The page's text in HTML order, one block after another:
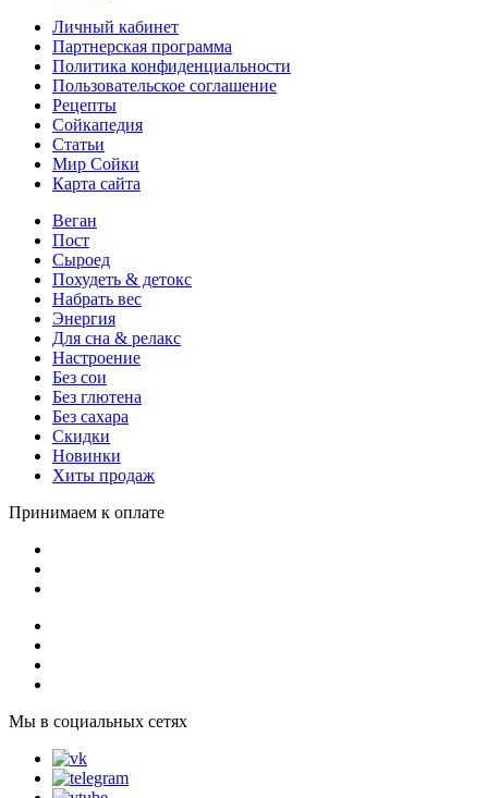
Личный кабинет
Партнерская программа
Политика конфиденциальности
Пользовательское соглашение
Рецепты
Сойкапедия
Статьи
Мир Сойки
Карта сайта
Веган
Пост
Сыроед
Похудеть & детокс
Набрать вес
Энергия
Для сна & релакс
Настроение
Без сои
Без глютена
Без сахара
Скидки
Новинки
Хиты продаж
Принимаем к оплате
Мы в социальных сетях